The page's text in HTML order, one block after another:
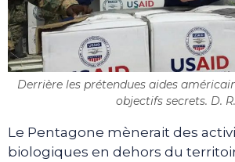
Derrière les prétendues aides
objectifs secrets. D. R.
Le Pentagone mènerait des
biologiques en dehors du